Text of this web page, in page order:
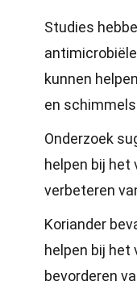
Studies
kunnen
en
Onderzoek
helpen bij het
verbeteren
Koriander
helpen bij het
bevorderen